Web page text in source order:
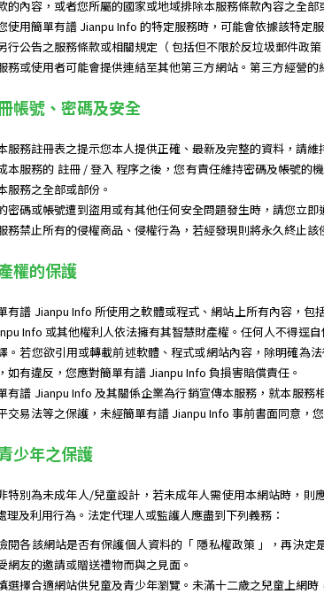
的內容，或者您所屬的國家或地域排除本服務條款內容之全部
使用簡單有譜 Jianpu Info 的特定服務時，可能會依據該特定
行公告之服務條款或相關規定（ 包括但不限於反垃圾郵件政
務或使用者可能會提供連結至其他第三方網站。第三方經營
帳號、密碼及安全
服務註冊表之提示您本人提供正確、最新及完整的資料，請
本服務的 註冊 / 登入 程序之後，您有責任維持密碼及帳號的
服務之全部或部份。
密碼或帳號遭到盜用或有其他任何安全問題發生時，請您立
務禁止所有的侵權商品、侵權行為，若經發現則將永久終止該
權的保護
有譜 Jianpu Info 所使用之軟體或程式、網站上所有內容，
Info 或其他權利人依法擁有其智慧財產權。任何人不得逕
。若您欲引用或轉載前述軟體、程式或網站內容，除明確為
如有違反，您應對簡單有譜 Jianpu Info 負損害賠償責任。
有譜 Jianpu Info 及其關係企業為行銷宣傳本服務，就本服
交易法等之保護，未經簡單有譜 Jianpu Info 事前書面同意，
少年之保護
特別為未成年人/兒童設計，若未成年人需使用本網站時，
理及利用行為。法定代理人或監護人應盡到下列義務：
閱各該網站是否有保護個人資料的「 隱私權政策 」，再決
網友的邀請或贈送禮物而與之見面。
選擇合適網站供兒童及青少年瀏覽。未滿十二歲之兒童上網